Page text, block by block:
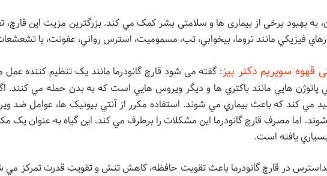
به بهبود برخی از بیماری ها و سلامتی بشر کمک مي کند. بزرگترين مزيت این
فيزيکي مانند تروما، بيخوابي، تب، مسموميت، استرس رواني، عفونت، يا
قهوه سوپریم دکتر بیز: گفته می شود قارچ گانودرما مانند يک تنظيم کننده
پاتوژن هايي مانند باکتري ها و ديگر ويروس هايي است که به بدن حمله مي کنند.
مي کند که باعث بيماري مي شوند. استفاده مکرر از آنتي بيونيک ها، عوامل
شوند. اما مصرف قارچ گانودرما اين مشکلات را برطرف مي کند. اين گياه به عنوان
يافته است.
در قارچ گانودرما باعث تقويت حافظه، کاهش تنش و تقويت قدرت تمرکز مي شود.